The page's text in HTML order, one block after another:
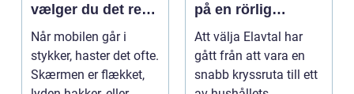
vælger du det rette
værksted
Når mobilen går i
stykker, haster det ofte.
Skærmen er flækket,
på en rörlig
elmarknad
Att välja Elavtal har
gått från att vara en
snabb kryssruta till ett